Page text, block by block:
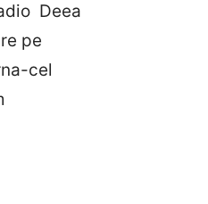
Deea
pe
cel